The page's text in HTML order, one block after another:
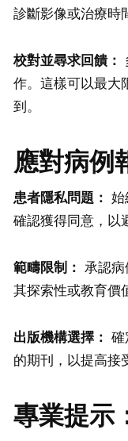
診斷影像或治療時
校對並尋求回饋：
作。這樣可以最大
到。
應對病例
患者隱私問題： 始
確認獲得同意，以
範疇限制 ： 承認病
其探索性或教育價
出版機構選擇： 確
的期刊，以提高接
專業提示